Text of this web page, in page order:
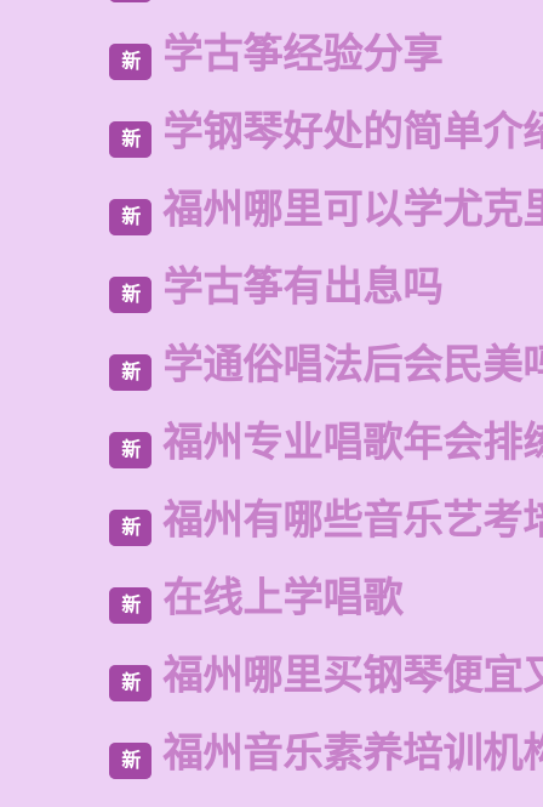
新 学古筝经验分享
新 学钢琴好处的简单介
新 福州哪里可以学尤克
新 学古筝有出息吗
新 学通俗唱法后会民美
新 福州专业唱歌年会排
新 福州有哪些音乐艺考
新 在线上学唱歌
新 福州哪里买钢琴便宜
新 福州音乐素养培训机